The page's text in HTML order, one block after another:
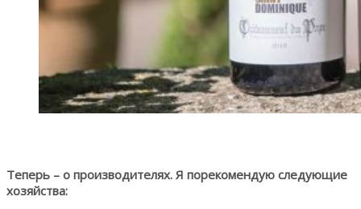
Теперь – о производителях. Я порекомендую следующие
хозяйства: